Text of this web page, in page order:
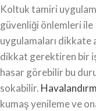
Koltuk tamiri
güvenliği önlemleri ile
uygulamaları dikkate
dikkat gerektiren bir
hasar görebilir bu
sokabilir.
kumaş yenileme ve